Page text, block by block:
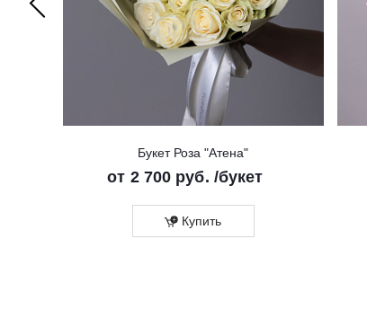
Букет Роза "Атена"
от 2 700 руб. /букет
Купить